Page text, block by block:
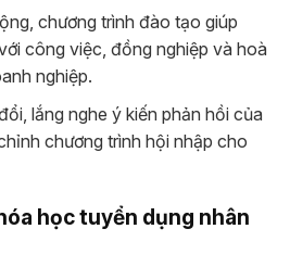
chương trình đào tạo giúp
công việc, đồng nghiệp và hoà
nghiệp.
lắng nghe ý kiến phản hồi của
chương trình hội nhập cho
học tuyển dụng nhân